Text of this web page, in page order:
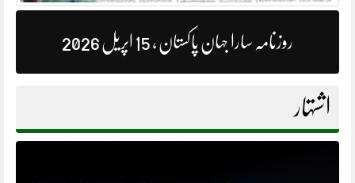
روزنامہ سارا جہان پاکستان ، 15 اپریل 2026
اشتہار